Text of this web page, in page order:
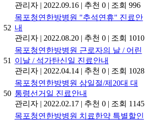
관리자 | 2022.09.16 | 추천 0 | 조회 996
52
목포청연한방병원 "추석연휴" 진료안
내
관리자 | 2022.08.20 | 추천 0 | 조회 1010
51
목포청연한방병원 근로자의 날 / 어린
이날 / 석가탄신일 진료안내
관리자 | 2022.04.14 | 추천 0 | 조회 1028
50
목포청연한방병원 삼일절/제20대 대
통령선거일 진료안내
관리자 | 2022.02.17 | 추천 0 | 조회 1145
목포청연한방병원 치료한약 특별할인